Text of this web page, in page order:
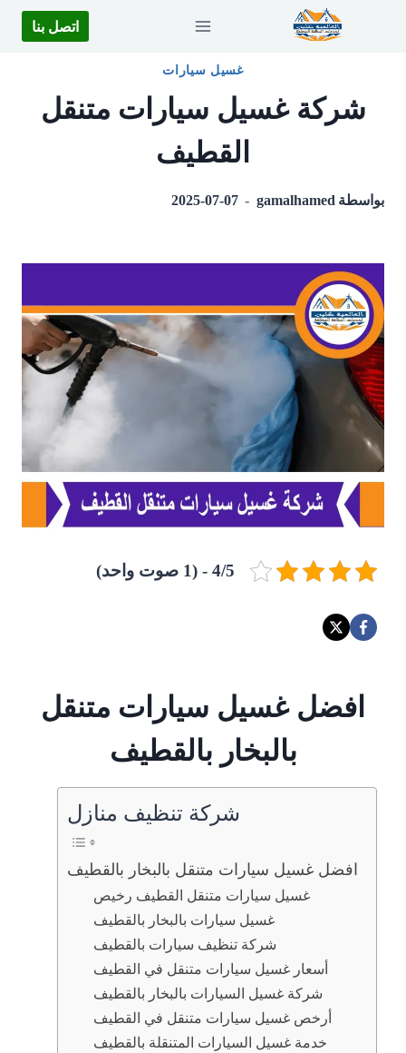
اتصل بنا
غسيل سيارات
شركة غسيل سيارات متنقل
القطيف
بواسطة gamalhamed
2025-07-07
4/5 - (1 صوت واحد)
افضل غسيل سيارات متنقل
بالبخار بالقطيف
شركة تنظيف منازل
افضل غسيل سيارات متنقل بالبخار بالقطيف
غسيل سيارات متنقل القطيف رخيص
غسيل سيارات بالبخار بالقطيف
شركة تنظيف سيارات بالقطيف
أسعار غسيل سيارات متنقل في القطيف
شركة غسيل السيارات بالبخار بالقطيف
أرخص غسيل سيارات متنقل في القطيف
خدمة غسيل السيارات المتنقلة بالقطيف